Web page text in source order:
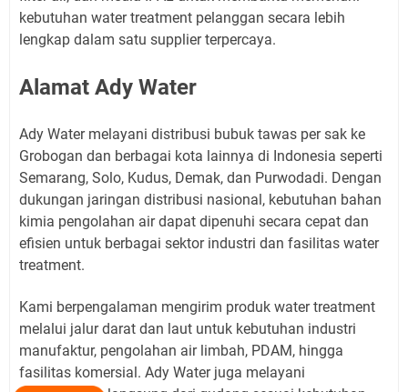
kebutuhan water treatment pelanggan secara lebih
lengkap dalam satu supplier terpercaya.
Alamat Ady Water
Ady Water melayani distribusi bubuk tawas per sak ke
Grobogan dan berbagai kota lainnya di Indonesia seperti
Semarang, Solo, Kudus, Demak, dan Purwodadi. Dengan
dukungan jaringan distribusi nasional, kebutuhan bahan
kimia pengolahan air dapat dipenuhi secara cepat dan
efisien untuk berbagai sektor industri dan fasilitas water
treatment.
Kami berpengalaman mengirim produk water treatment
melalui jalur darat dan laut untuk kebutuhan industri
manufaktur, pengolahan air limbah, PDAM, hingga
fasilitas komersial. Ady Water juga melayani